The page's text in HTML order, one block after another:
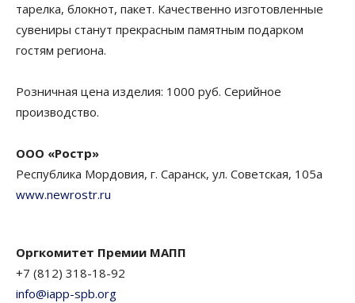
тарелка, блокнот, пакет. Качественно изготовленные
сувениры станут прекрасным памятным подарком
гостям региона.
Розничная цена изделия: 1000 руб. Серийное
производство.
ООО «Ростр»
Республика Мордовия, г. Саранск, ул. Советская, 105a
www.newrostr.ru
Оргкомитет Премии МАПП
+7 (812) 318-18-92
info@iapp-spb.org